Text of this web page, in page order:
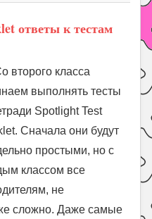
ответы к тестам
второго класса
выполнять тесты
Spotlight Test
Сначала они будут
простыми, но с
классом все
не
сложно. Даже самые